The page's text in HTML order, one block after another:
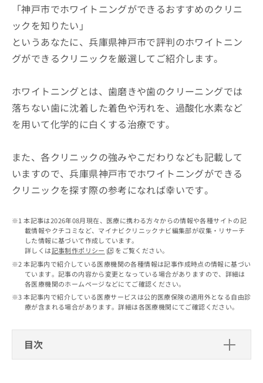
「神戸市でホワイトニングができるおすすめのクリニ
ックを知りたい」
というあなたに、兵庫県神戸市で評判のホワイトニン
グができるクリニックを厳選してご紹介します。
ホワイトニングとは、歯磨きや歯のクリーニングでは
落ちない歯に沈着した着色や汚れを、過酸化水素など
を用いて化学的に白くする治療です。
また、各クリニックの強みやこだわりなども記載して
いますので、兵庫県神戸市でホワイトニングができる
クリニックを探す際の参考になれば幸いです。
本記事は2026年08月現在、医療に携わる方々からの情報や各種サイトの記
載情報やクチコミなど、マイナビクリニックナビ編集部が収集・リサーチ
した情報に基づいて作成しています。
詳しくは記事制作ポリシー
をご覧ください。
本記事内で紹介している医療機関の各種情報は記事作成時点の情報に基づい
ています。記事の内容から変更となっている場合がありますので、詳細は
各医療機関のホームページなどにてご確認ください。
本記事内で紹介している医療サービスは公的医療保険の適用外となる自由診
療が含まれる場合があります。詳細は各医療機関にてご確認ください。
目次
ビ
関
す
る
お
い
わ
せ
ち
ら
こち
ナビ
クリ
ニッ
クナ
ビサ
イト
への
お問
合せ
フォ
とな
りま
す。
クリ
ら
広
告
出
の
お
問
い
せ
は
こ
ち
ご
求
ち
広
告
代
店
の
方
は
ち
広
出
問
合
わ
は
ら
ち